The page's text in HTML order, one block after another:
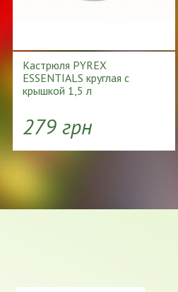
Кастрюля PYREX
ESSENTIALS круглая с
крышкой 1,5 л
279 грн